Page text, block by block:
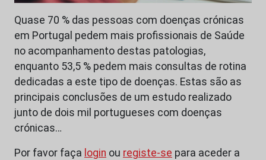
Quase 70 % das pessoas com doenças crónicas
em Portugal pedem mais profissionais de Saúde
no acompanhamento destas patologias,
enquanto 53,5 % pedem mais consultas de rotina
dedicadas a este tipo de doenças. Estas são as
principais conclusões de um estudo realizado
junto de dois mil portugueses com doenças
crónicas…
Por favor faça login ou registe-se para aceder a